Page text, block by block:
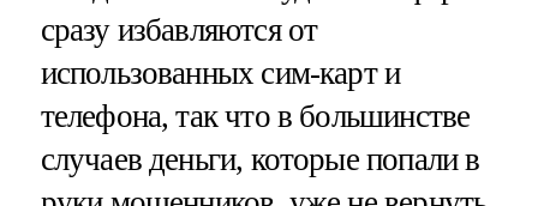
сразу избавляются от
использованных сим-карт и
телефона, так что в большинстве
случаев деньги, которые попали в